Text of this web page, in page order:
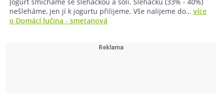
nešleháme, jen jí k jogurtu přilijeme. Vše nalijeme do… více
o Domácí lučina - smetanová